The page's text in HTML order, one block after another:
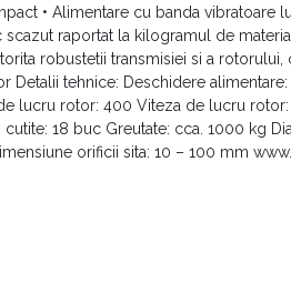
• Alimentare cu banda vibratoare
scazut raportat la kilogramul de
robustetii transmisiei si a rotorului,
Detalii tehnice: Deschidere
lucru rotor: 400 Viteza de lucru
18 buc Greutate: cca. 1000 kg
orificii sita: 10 – 100 mm